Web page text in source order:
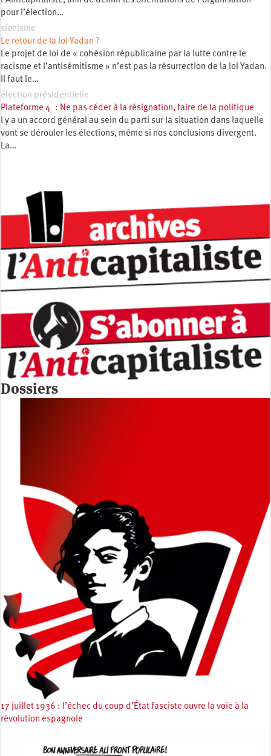
pour l’élection…
sionisme
Le retour de la loi Yadan ?
Le projet de loi de « cohésion républicaine par la lutte contre le
racisme et l’antisémitisme » n’est pas la résurrection de la loi Yadan.
Il faut le…
élection présidentielle
Plateforme 4 : Ne pas céder à la résignation, faire de la politique
l y a un accord général au sein du parti sur la situation dans laquelle
vont se dérouler les élections, même si nos conclusions divergent.
La…
Dossiers
17 juillet 1936 : l’échec du coup d’État fasciste ouvre la voie à la
révolution espagnole